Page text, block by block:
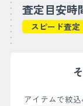
査定目安時
スピード査定
アイテムで絞込